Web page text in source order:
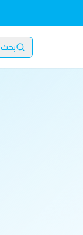
بحث